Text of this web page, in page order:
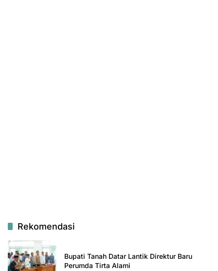
Rekomendasi
Bupati Tanah Datar Lantik Direktur Baru
Perumda Tirta Alami